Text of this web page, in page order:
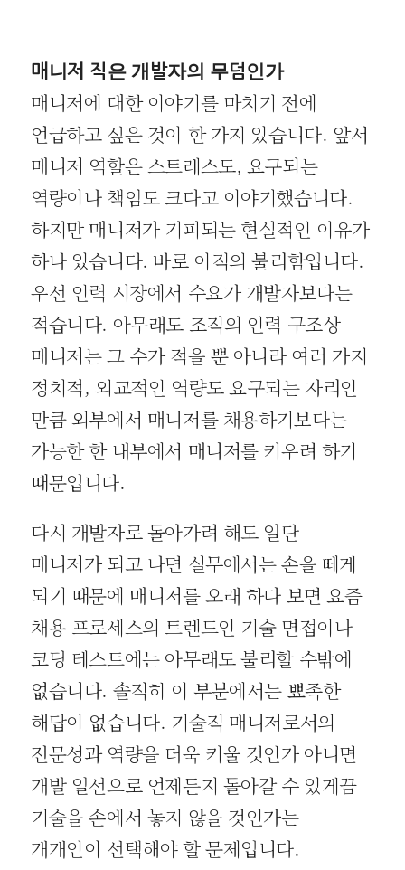
매니저 직은 개발자의 무덤인가
매니저에 대한 이야기를 마치기 전에
언급하고 싶은 것이 한 가지 있습니다. 앞서
매니저 역할은 스트레스도, 요구되는
역량이나 책임도 크다고 이야기했습니다.
하지만 매니저가 기피되는 현실적인 이유가
하나 있습니다. 바로 이직의 불리함입니다.
우선 인력 시장에서 수요가 개발자보다는
적습니다. 아무래도 조직의 인력 구조상
매니저는 그 수가 적을 뿐 아니라 여러 가지
정치적, 외교적인 역량도 요구되는 자리인
만큼 외부에서 매니저를 채용하기보다는
가능한 한 내부에서 매니저를 키우려 하기
때문입니다.
다시 개발자로 돌아가려 해도 일단
매니저가 되고 나면 실무에서는 손을 떼게
되기 때문에 매니저를 오래 하다 보면 요즘
채용 프로세스의 트렌드인 기술 면접이나
코딩 테스트에는 아무래도 불리할 수밖에
없습니다. 솔직히 이 부분에서는 뾰족한
해답이 없습니다. 기술직 매니저로서의
전문성과 역량을 더욱 키울 것인가 아니면
개발 일선으로 언제든지 돌아갈 수 있게끔
기술을 손에서 놓지 않을 것인가는
개개인이 선택해야 할 문제입니다.